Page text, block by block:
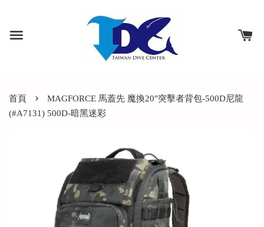
首頁 ›
MAGFORCE 馬蓋先 魔換20"突擊者背包-500D尼龍
(#A7131) 500D-暗黑迷彩